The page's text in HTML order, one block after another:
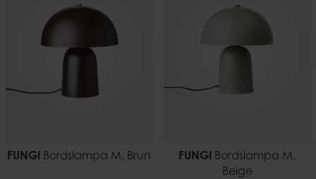
FUNGI Bordslampa M, Brun FUNGI Bordslampa M,
Beige